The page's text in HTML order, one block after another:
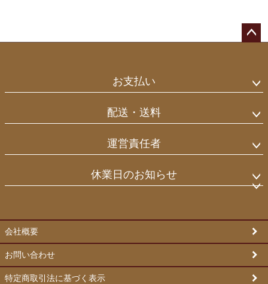
お支払い
配送・送料
運営責任者
休業日のお知らせ
会社概要
お問い合わせ
特定商取引法に基づく表示